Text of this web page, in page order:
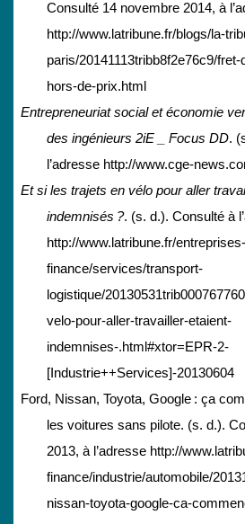
Consulté 14 novembre 2014, à
http://www.latribune.fr/blogs/la-
paris/20141113tribb8f2e76c9/
hors-de-prix.html
Entrepreneuriat social et économie
des ingénieurs 2iE _ Focus DD.
l’adresse http://www.cge-
Et si les trajets en vélo pour aller
indemnisés ?. (s. d.). Consulté à
http://www.latribune.fr/entreprises-
finance/services/transport-
logistique/
velo-pour-aller-travailler-etaient-
indemnises-.html#xtor=EPR-2-
[Industrie++Services]-20130604
Ford, Nissan, Toyota, Google : ça
les voitures sans pilote. (s. d.).
2013, à l’adresse http://
finance/industrie/automobile/
nissan-toyota-google-ca-